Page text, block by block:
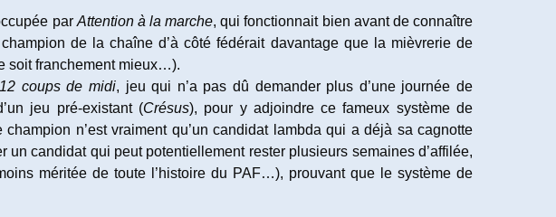
par Attention à la marche, qui fonctionnait bien avant de connaître
de la chaîne d’à côté fédérait davantage que la mièvrerie de
soit franchement mieux…).
coups de midi, jeu qui n’a pas dû demander plus d’une journée de
jeu pré-existant (Crésus), pour y adjoindre ce fameux système de
n’est vraiment qu’un candidat lambda qui a déjà sa cagnotte
candidat qui peut potentiellement rester plusieurs semaines d’affilée,
méritée de toute l’histoire du PAF…), prouvant que le système de